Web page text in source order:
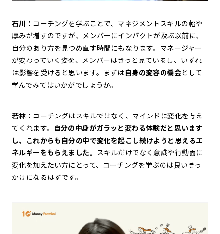
石川： コーチングを学ぶことで、マネジメントスキルの幅や
厚みが増すのですが、メンバーにインパクトが及ぶ以前に、
自分のあり方を見つめ直す時間にもなります。マネージャー
が変わっていく姿を、メンバーはきっと見ているし、いずれ
は影響を受けると思います。まずは自身の変容の機会として
学んでみてはいかがでしょうか。
若林： コーチングはスキルではなく、マインドに変化を与え
てくれます。
自分の中身がガラッと変わる体験だと思います
し、これからも自分の中で変化を起こし続けようと思えるエ
ネルギーをもらえました。
スキルだけでなく意識や行動面に
変化を加えたい方にとって、コーチングを学ぶのは良いきっ
かけになるはずです。